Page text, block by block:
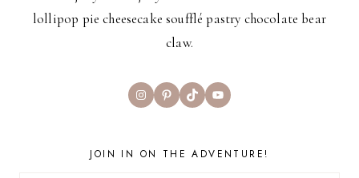
lollipop pie cheesecake soufflé pastry chocolate bear
claw.
InstagramPinterest
TikTokYouTube
JOIN IN ON THE ADVENTURE!